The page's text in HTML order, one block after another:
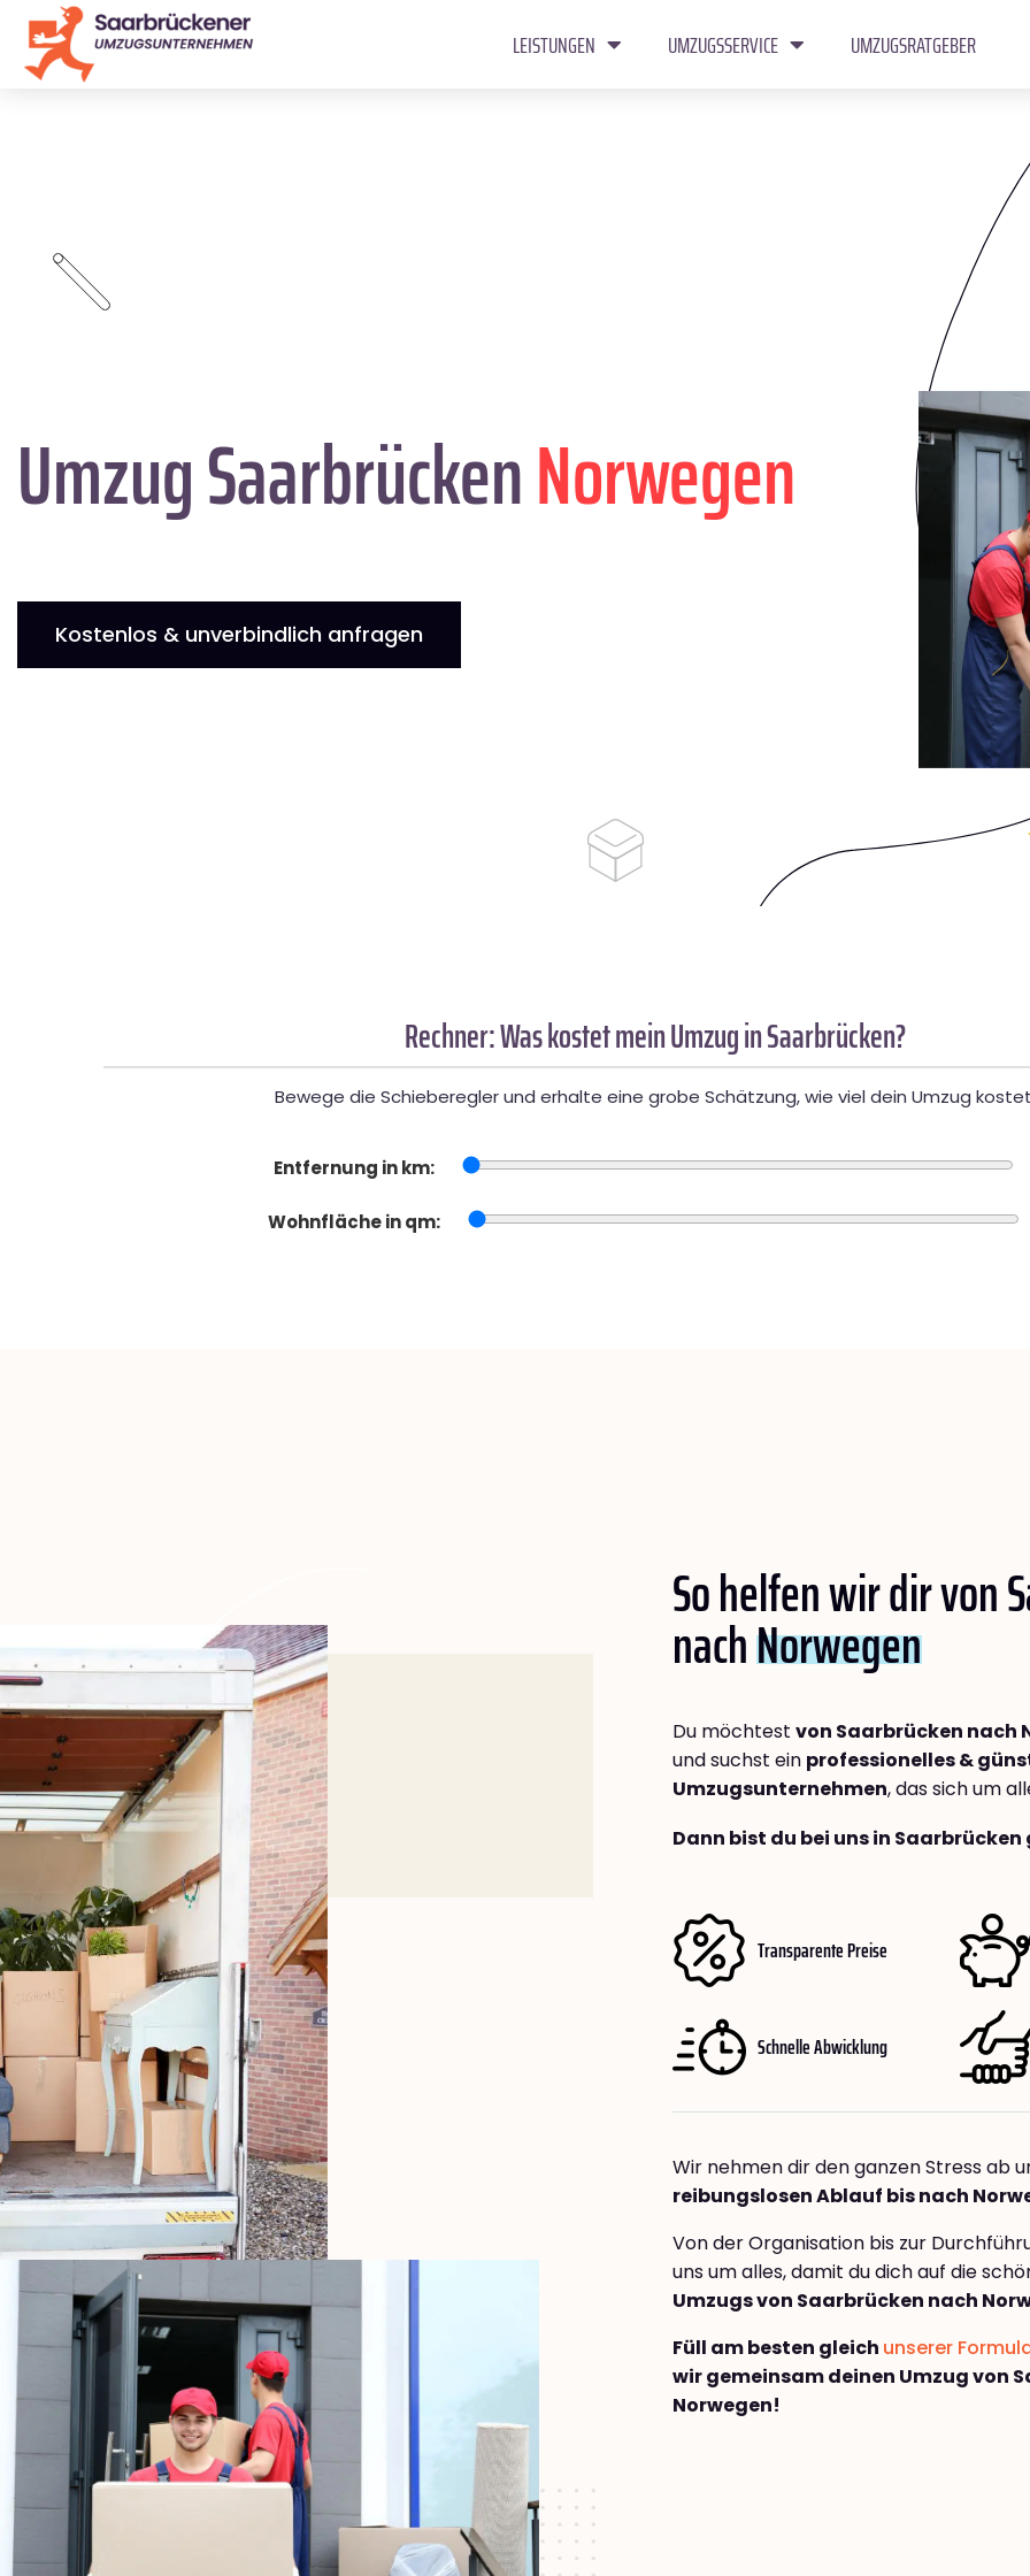
LEISTUNGEN UMZUGSSERVICE UMZUGSRATGEBER
Umzug SaarbrückenNorwegen
Kostenlos & unverbindlich anfragen
Rechner: Was kostet mein Umzug in Saarbrücken?
Bewege die Schieberegler und erhalte eine grobe Schätzung, wie viel dein Umzug
Entfernung in km:
Wohnfläche in qm:
So helfen wir dir von
nachNorwegen
Du möchtest von Saarbrücken nach
und suchst ein professionelles &
Umzugsunternehmen, das sich um
Dann bist du bei uns in
Transparente Preise
Schnelle Abwicklung
Wir nehmen dir den ganzen Stress ab
reibungslosen Ablauf bis nach
Von der Organisation bis zur
uns um alles, damit du dich auf die
Umzugs von Saarbrücken nach
Füll am besten gleich unserer
wir gemeinsam deinen Umzug von
Norwegen!